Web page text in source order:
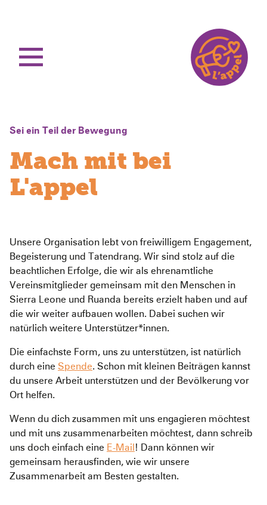
Unsere Arbeit
Sierra Leone
Ruanda
Unsere Projekte
Stärkung der Kindergesundheit
Ruanda Nursery School Feeding Project
Pediatric Emergency Fund
Abgeschlossene Projekte
Über L’appel
Mitmachen
Transparenz
Jahresbericht
Partnerschaften
Sei ein Teil der Bewegung
Mach mit bei
L'appel
Unsere Organisation lebt von freiwilligem Engagement,
Begeisterung und Tatendrang. Wir sind stolz auf die
beachtlichen Erfolge, die wir als ehrenamtliche
Vereinsmitglieder gemeinsam mit den Menschen in
Sierra Leone und Ruanda bereits erzielt haben und auf
die wir weiter aufbauen wollen. Dabei suchen wir
natürlich weitere Unterstützer*innen.
Die einfachste Form, uns zu unterstützen, ist natürlich
durch eine Spende. Schon mit kleinen Beiträgen kannst
du unsere Arbeit unterstützen und der Bevölkerung vor
Ort helfen.
Wenn du dich zusammen mit uns engagieren möchtest
und mit uns zusammenarbeiten möchtest, dann schreib
uns doch einfach eine E-Mail ! Dann können wir
gemeinsam herausfinden, wie wir unsere
Zusammenarbeit am Besten gestalten.